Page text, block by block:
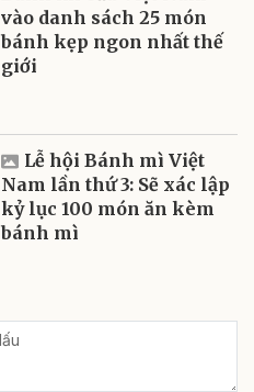
vào danh sách 25 món
bánh kẹp ngon nhất thế
giới
Lễ hội Bánh mì Việt
Nam lần thứ 3: Sẽ xác lập
kỷ lục 100 món ăn kèm
bánh mì